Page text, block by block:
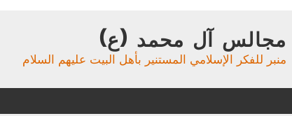
مجالس آل محمد (ع)
منبر للفكر الإسلامي المستنير بأهل البيت عليهم السلام